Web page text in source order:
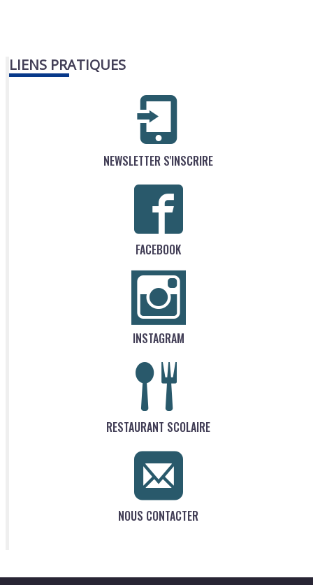
LIENS PRATIQUES
NEWSLETTER S'INSCRIRE
FACEBOOK
INSTAGRAM
RESTAURANT SCOLAIRE
NOUS CONTACTER